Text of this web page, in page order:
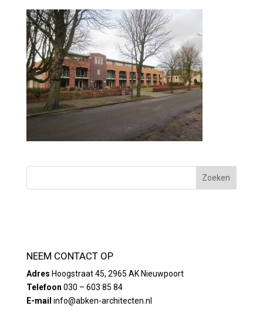
NEEM CONTACT OP
Adres Hoogstraat 45, 2965 AK Nieuwpoort
Telefoon 030 – 603 85 84
E-mail info@abken-architecten.nl